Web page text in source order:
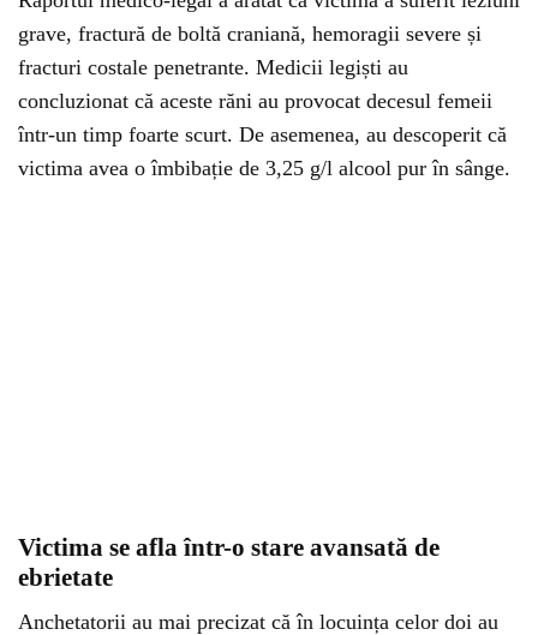
grave, fractură de boltă craniană, hemoragii severe și
fracturi costale penetrante. Medicii legiști au
concluzionat că aceste răni au provocat decesul femeii
într-un timp foarte scurt. De asemenea, au descoperit că
victima avea o îmbibație de 3,25 g/l alcool pur în sânge.
Victima se afla într-o stare avansată de
ebrietate
Anchetatorii au mai precizat că în locuința celor doi au